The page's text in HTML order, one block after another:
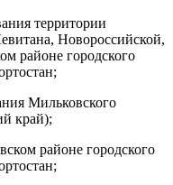
территории
Новороссийской,
районе городского
Мильковского
край);
районе городского